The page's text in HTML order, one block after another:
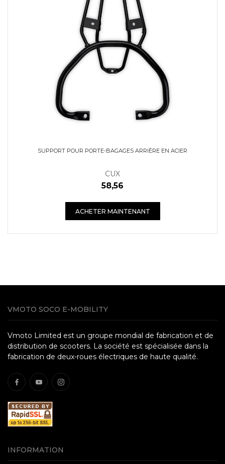
SUPPORT POUR PORTE-BAGAGES ARRIÈRE EN ACIER
CUX
58,56
ACHETER MAINTENANT
VMOTO SOCO E-MOBILITY
Vmoto Limited est un groupe mondial de fabrication et de
distribution de scooters. La société est spécialisée dans la
fabrication de deux-roues électriques de haute qualité.
INFORMATION